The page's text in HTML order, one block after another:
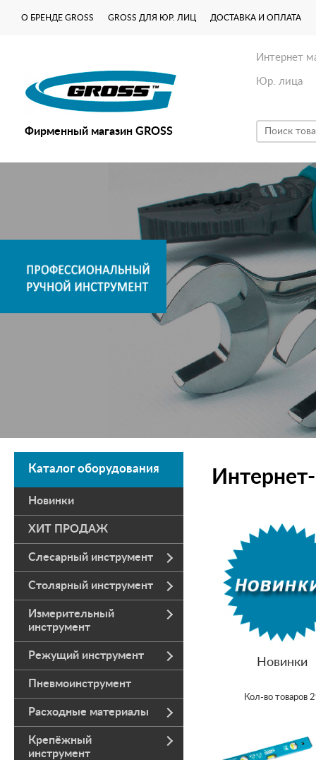
О БРЕНДЕ GROSS GROSS ДЛЯ ЮР. ЛИЦ ДОСТАВКА И ОПЛАТА
Фирменный магазин GROSS
Интернет
Юр. лица
Каталог оборудования
Новинки
ХИТ ПРОДАЖ
Слесарный инструмент
Столярный инструмент
Измерительный
инструмент
Режущий инструмент
Пневмоинструмент
Расходные материалы
Крепёжный
инструмент
Новинки
Кол-во товаров